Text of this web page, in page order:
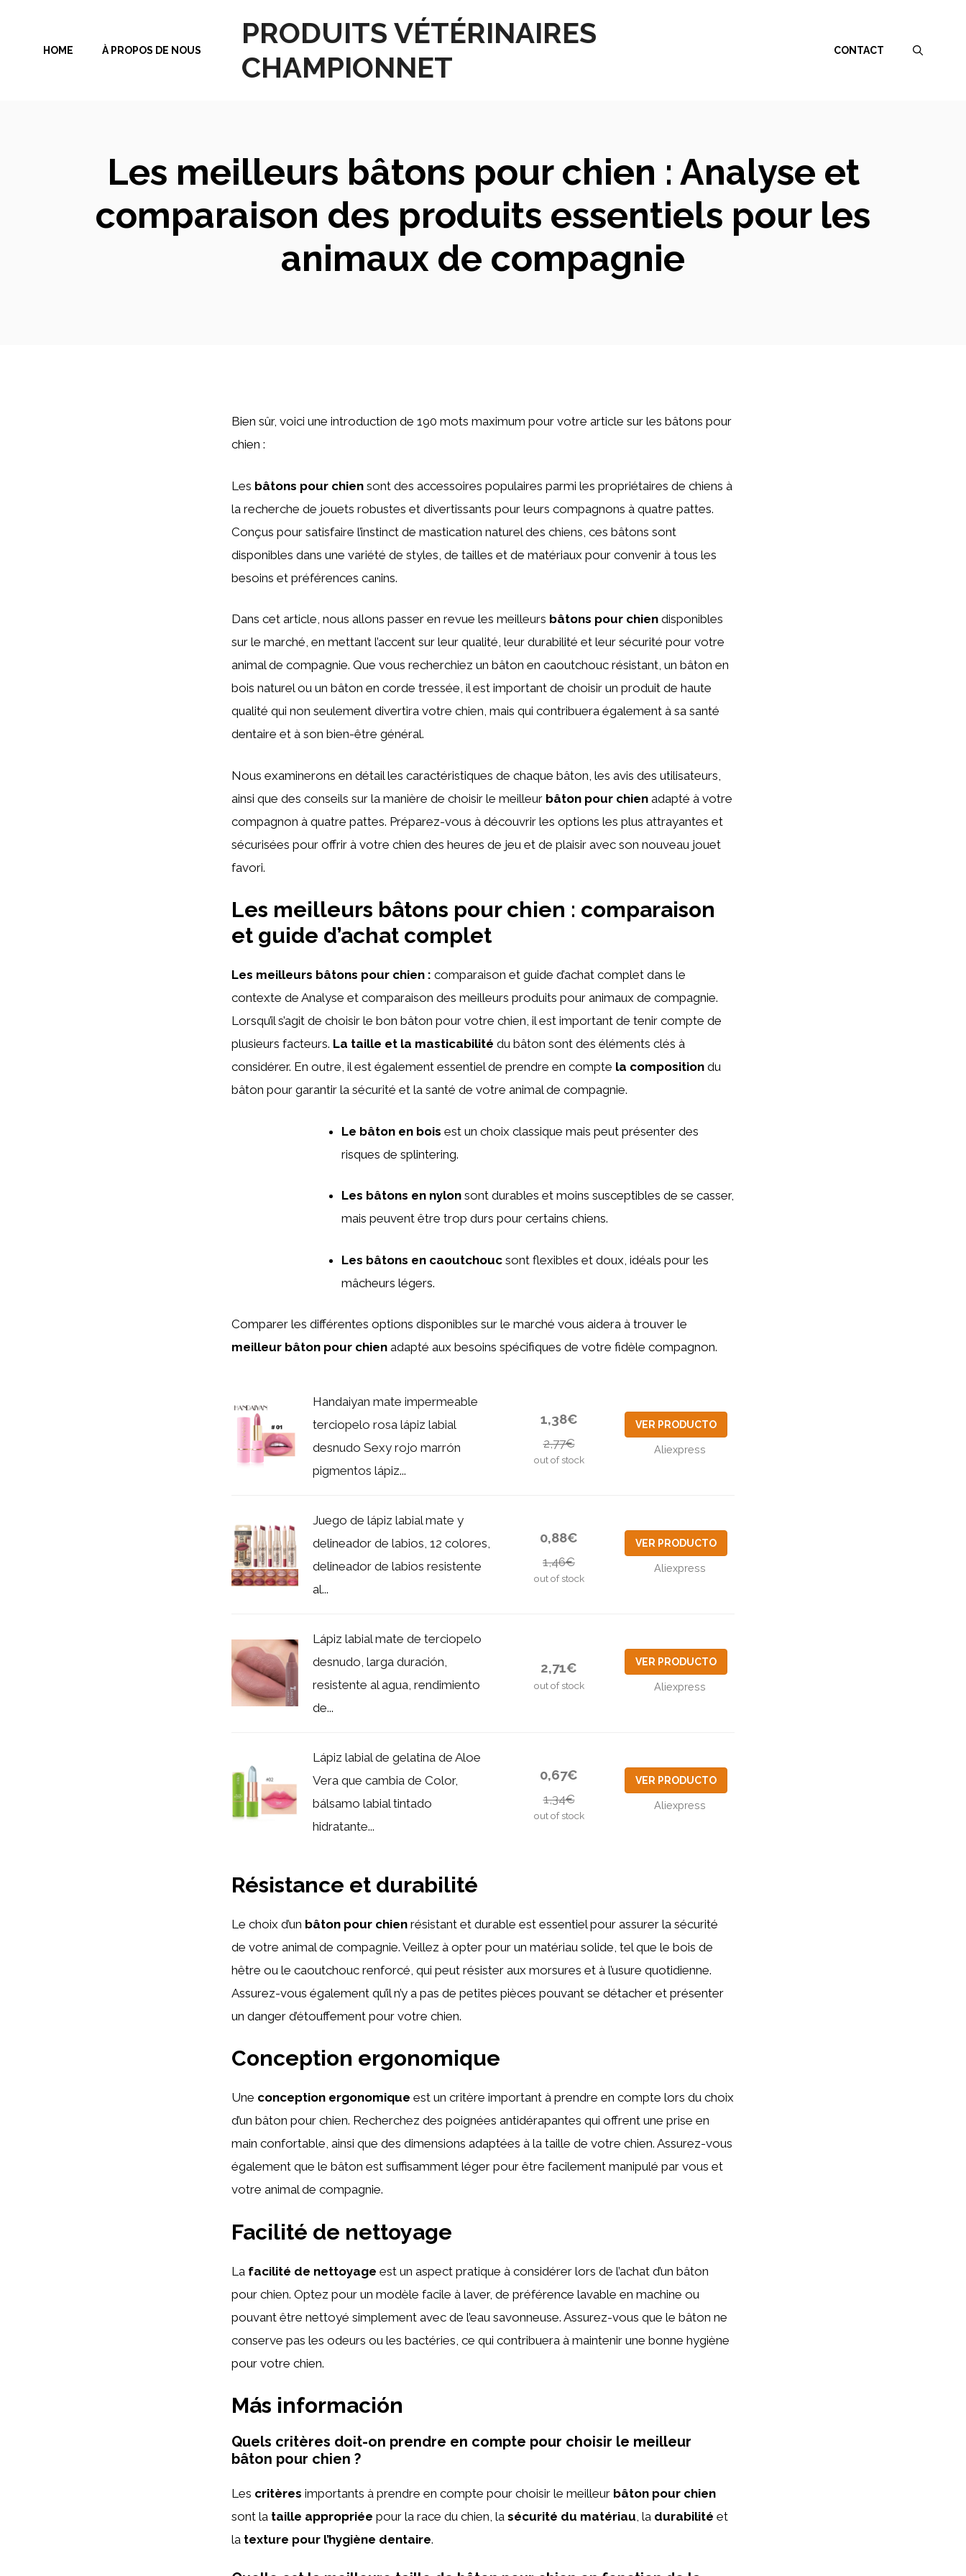
contenu
PRODUITS VÉTÉRINAIRES
CHAMPIONNET
HOME À PROPOS DE NOUS CONTACT
Les meilleurs bâtons pour chien : Analyse et
comparaison des produits essentiels pour les
animaux de compagnie
Bien sûr, voici une introduction de 190 mots maximum pour votre article sur les bâtons pour
chien :
Les bâtons pour chien sont des accessoires populaires parmi les propriétaires de chiens à
la recherche de jouets robustes et divertissants pour leurs compagnons à quatre pattes.
Conçus pour satisfaire l’instinct de mastication naturel des chiens, ces bâtons sont
disponibles dans une variété de styles, de tailles et de matériaux pour convenir à tous les
besoins et préférences canins.
Dans cet article, nous allons passer en revue les meilleurs bâtons pour chien disponibles
sur le marché, en mettant l’accent sur leur qualité, leur durabilité et leur sécurité pour votre
animal de compagnie. Que vous recherchiez un bâton en caoutchouc résistant, un bâton en
bois naturel ou un bâton en corde tressée, il est important de choisir un produit de haute
qualité qui non seulement divertira votre chien, mais qui contribuera également à sa santé
dentaire et à son bien-être général.
Nous examinerons en détail les caractéristiques de chaque bâton, les avis des utilisateurs,
ainsi que des conseils sur la manière de choisir le meilleur bâton pour chien adapté à votre
compagnon à quatre pattes. Préparez-vous à découvrir les options les plus attrayantes et
sécurisées pour offrir à votre chien des heures de jeu et de plaisir avec son nouveau jouet
favori.
Les meilleurs bâtons pour chien : comparaison
et guide d’achat complet
Les meilleurs bâtons pour chien : comparaison et guide d’achat complet dans le
contexte de Analyse et comparaison des meilleurs produits pour animaux de compagnie.
Lorsqu’il s’agit de choisir le bon bâton pour votre chien, il est important de tenir compte de
plusieurs facteurs. La taille et la masticabilité du bâton sont des éléments clés à
considérer. En outre, il est également essentiel de prendre en compte la composition du
bâton pour garantir la sécurité et la santé de votre animal de compagnie.
Le bâton en bois est un choix classique mais peut présenter des
risques de splintering.
Les bâtons en nylon sont durables et moins susceptibles de se casser,
mais peuvent être trop durs pour certains chiens.
Les bâtons en caoutchouc sont flexibles et doux, idéals pour les
mâcheurs légers.
Comparer les différentes options disponibles sur le marché vous aidera à trouver le
meilleur bâton pour chien adapté aux besoins spécifiques de votre fidèle compagnon.
Handaiyan mate impermeable
terciopelo rosa lápiz labial
desnudo Sexy rojo marrón
pigmentos lápiz...
1,38€
2,77€
out of stock
VER PRODUCTO
Aliexpress
Juego de lápiz labial mate y
delineador de labios, 12 colores,
delineador de labios resistente
al...
0,88€
1,46€
out of stock
VER PRODUCTO
Aliexpress
Lápiz labial mate de terciopelo
desnudo, larga duración,
resistente al agua, rendimiento
de...
2,71€
out of stock
VER PRODUCTO
Aliexpress
Lápiz labial de gelatina de Aloe
Vera que cambia de Color,
bálsamo labial tintado
hidratante...
0,67€
1,34€
out of stock
VER PRODUCTO
Aliexpress
Résistance et durabilité
Le choix d’un bâton pour chien résistant et durable est essentiel pour assurer la sécurité
de votre animal de compagnie. Veillez à opter pour un matériau solide, tel que le bois de
hêtre ou le caoutchouc renforcé, qui peut résister aux morsures et à l’usure quotidienne.
Assurez-vous également qu’il n’y a pas de petites pièces pouvant se détacher et présenter
un danger d’étouffement pour votre chien.
Conception ergonomique
Une conception ergonomique est un critère important à prendre en compte lors du choix
d’un bâton pour chien. Recherchez des poignées antidérapantes qui offrent une prise en
main confortable, ainsi que des dimensions adaptées à la taille de votre chien. Assurez-vous
également que le bâton est suffisamment léger pour être facilement manipulé par vous et
votre animal de compagnie.
Facilité de nettoyage
La facilité de nettoyage est un aspect pratique à considérer lors de l’achat d’un bâton
pour chien. Optez pour un modèle facile à laver, de préférence lavable en machine ou
pouvant être nettoyé simplement avec de l’eau savonneuse. Assurez-vous que le bâton ne
conserve pas les odeurs ou les bactéries, ce qui contribuera à maintenir une bonne hygiène
pour votre chien.
Más información
Quels critères doit-on prendre en compte pour choisir le meilleur
bâton pour chien ?
Les critères importants à prendre en compte pour choisir le meilleur bâton pour chien
sont la taille appropriée pour la race du chien, la sécurité du matériau, la durabilité et
la texture pour l’hygiène dentaire.